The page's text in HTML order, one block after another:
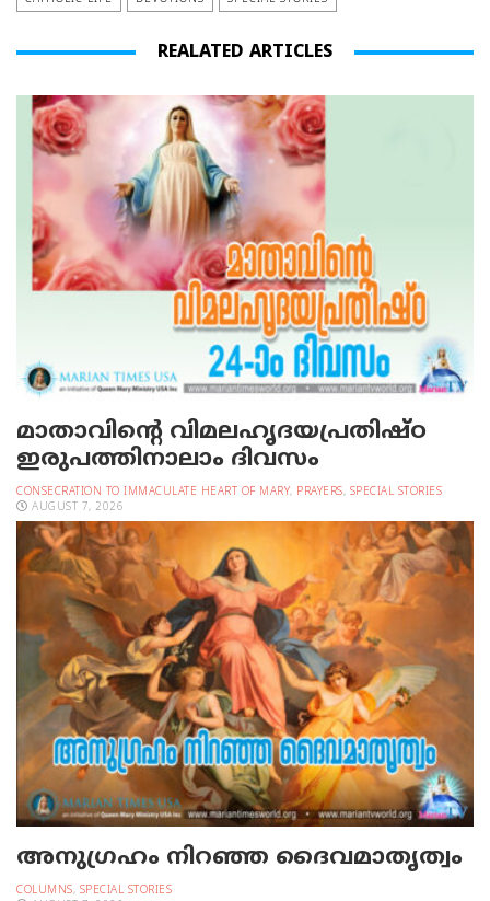
REALATED ARTICLES
മാതാവിന്റെ വിമലഹൃദയപ്രതിഷ്ഠ
ഇരുപത്തിനാലാം ദിവസം
CONSECRATION TO IMMACULATE HEART OF MARY, PRAYERS, SPECIAL STORIES
AUGUST 7, 2026
അനുഗ്രഹം നിറഞ്ഞ ദൈവമാതൃത്വം
COLUMNS, SPECIAL STORIES